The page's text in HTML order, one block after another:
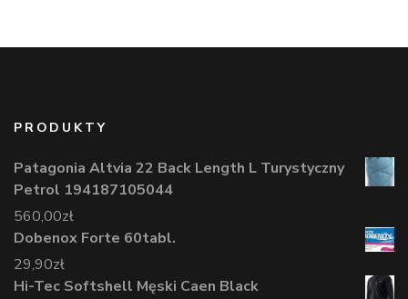
PRODUKTY
Patagonia Altvia 22 Back Length L Turystyczny
Petrol 194187105044
560,00zł
Dobenox Forte 60tabl.
29,90zł
Hi-Tec Softshell Męski Caen Black